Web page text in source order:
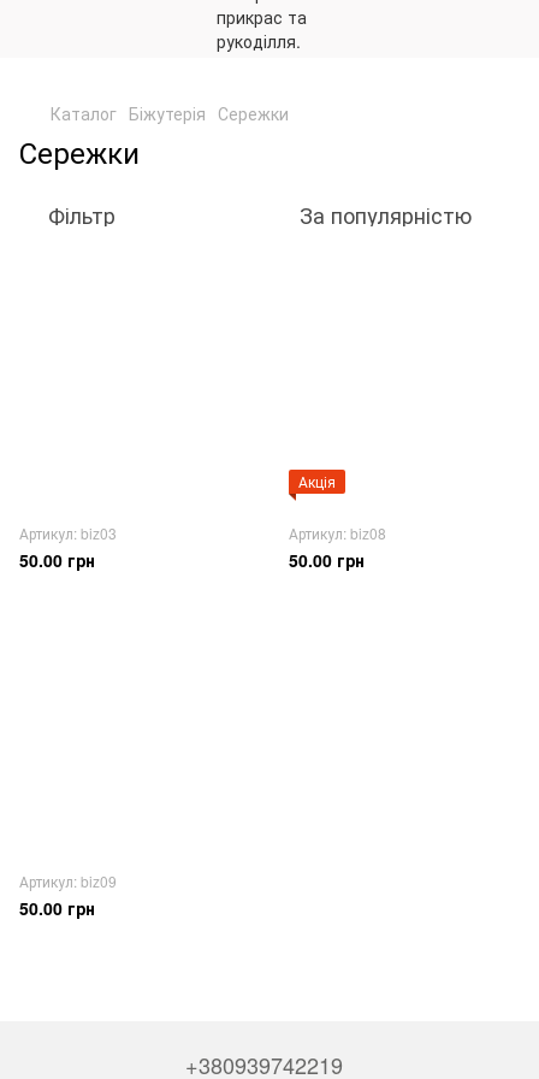
Каталог Біжутерія Сережки
Сережки
Фільтр За популярністю
Артикул: biz03
50.00 грн
Акція
Артикул: biz08
50.00 грн
Артикул: biz09
50.00 грн
+380939742219